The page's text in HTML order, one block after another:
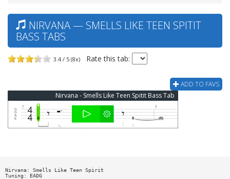
NIRVANA — SMELLS LIKE TEEN SPITIT
BASS TABS
3.4 / 5 (8x) Rate this tab:
ADD TO FAVS
Nirvana - Smells Like Teen Spitit Bass Tab
Nirvana: Smells Like Teen Spirit
Tuning: EADG